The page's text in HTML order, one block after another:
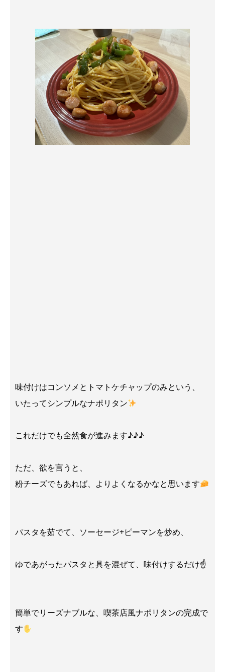
味付けはコンソメとトマトケチャップのみという、
いたってシンプルなナポリタン
これだけでも全然食が進みます♪♪♪
ただ、欲を言うと、
粉チーズでもあれば、よりよくなるかなと思います
パスタを茹でて、ソーセージ+ピーマンを炒め、
ゆであがったパスタと具を混ぜて、味付けするだけ☝
簡単でリーズナブルな、喫茶店風ナポリタンの完成で
す